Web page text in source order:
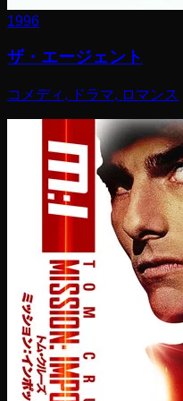
1996
ザ・エージェント
コメディ, ドラマ, ロマンス